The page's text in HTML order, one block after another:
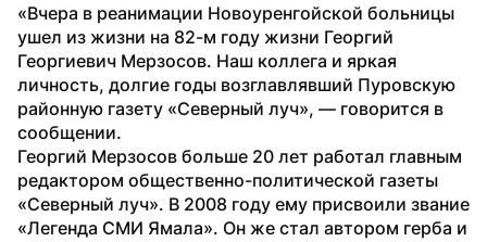
«Вчера в реанимации Новоуренгойской больницы
ушел из жизни на 82-м году жизни Георгий
Георгиевич Мерзосов. Наш коллега и яркая
личность, долгие годы возглавлявший Пуровскую
районную газету «Северный луч», — говорится в
сообщении.
Георгий Мерзосов больше 20 лет работал главным
редактором общественно-политической газеты
«Северный луч». В 2008 году ему присвоили звание
«Легенда СМИ Ямала». Он же стал автором герба и